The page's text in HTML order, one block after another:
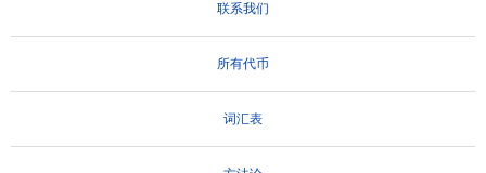
联系我们
所有代币
词汇表